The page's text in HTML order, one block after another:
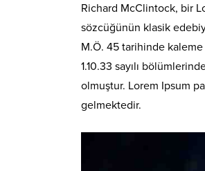
Richard McClintock, bir
sözcüğünün klasik
M.Ö. 45 tarihinde kaleme
1.10.33 sayılı
olmuştur. Lorem Ipsum
gelmektedir.